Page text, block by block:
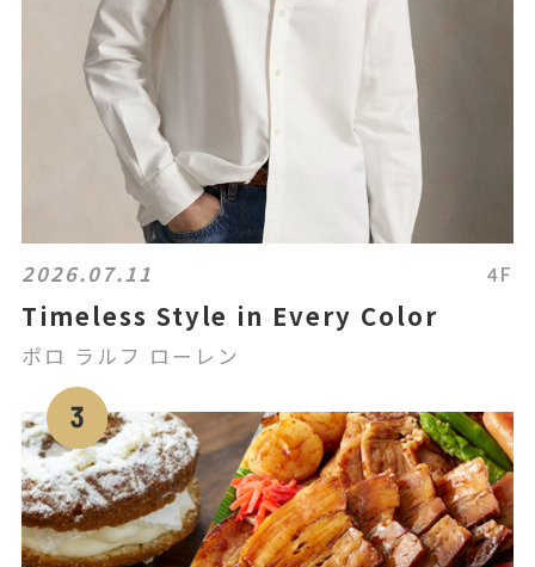
2026.07.11 4F
Timeless Style in Every Color
ポロ ラルフ ローレン